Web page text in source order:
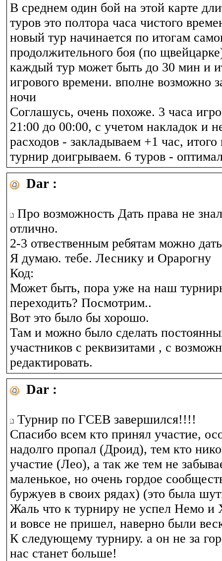
В среднем один бой на этой карте
туров это полтора часа чистого
новый тур начинается по итогам
продолжительного боя (по
каждый тур может быть до 30 мин и
игрового времени. вполне возможно
ночи
Соглашусь, очень похоже. 3 часа
21:00 до 00:00, с учетом накладок и
расходов - закладываем +1 час,
турнир доигрываем. 6 туров -
Dar :
Про возможность Дать права не
отлично.
2-3 отвественным ребятам можно
Я думаю. тебе. Леснику и Орарогну
Код:
Может быть, пора уже на наш
переходить? Посмотрим..
Вот это было бы хорошо.
Там и можно было сделать
участников с реквизитами , с
редактировать.
Dar :
Турнир по ГСЕВ завершился!!!!
Спасибо всем кто принял участие,
надолго пропал (Дроид), тем кто
участие (Лео), а так же тем не
маленькое, но очень гордое
буржуев в своих рядах) (это была
Жаль что к турниру не успел Немо и
и вовсе не пришел, наверно были
К следующему турниру. а он не за
нас станет больше!